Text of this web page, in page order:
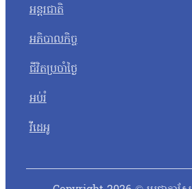
អន្តរជាតិ
អភិបាលកិច្ច
ជីវិតប្រចាំថ្ងៃ
អប់រំ
វីដេអូ